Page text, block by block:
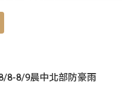
8-8/9晨中北部防豪雨